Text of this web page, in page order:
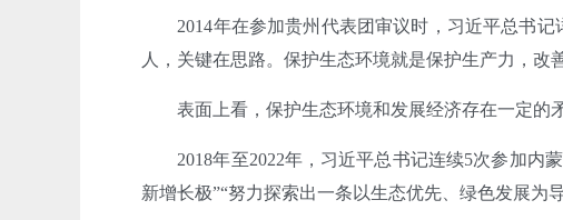
2014年在参加贵州代表团审议时，习近平总书
人，关键在思路。保护生态环境就是保护生产力，改
表面上看，保护生态环境和发展经济存在一定的
2018年至2022年，习近平总书记连续5次参加内
新增长极”“努力探索出一条以生态优先、绿色发展为